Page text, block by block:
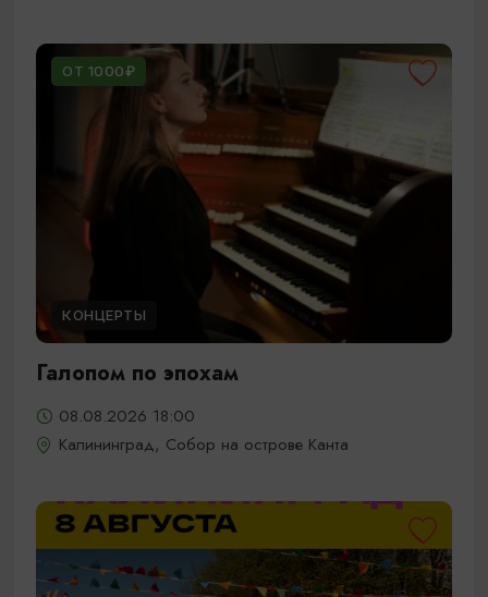
ОТ 1000₽
КОНЦЕРТЫ
Галопом по эпохам
08.08.2026 18:00
Калининград, Собор на острове Канта